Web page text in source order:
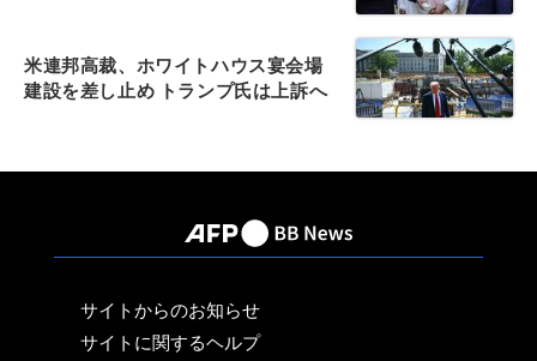
米連邦高裁、ホワイトハウス宴会場
建設を差し止め トランプ氏は上訴へ
サイトからのお知らせ
サイトに関するヘルプ